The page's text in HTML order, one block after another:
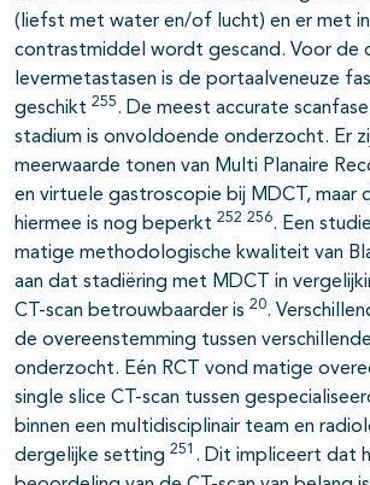
(liefst met water en/of lucht) en er met
contrastmiddel wordt gescand. Voor de
levermetastasen is de portaalveneuze
geschikt 255. De meest accurate
stadium is onvoldoende onderzocht. Er
meerwaarde tonen van Multi Planaire
en virtuele gastroscopie bij MDCT, maar
hiermee is nog beperkt 252 256. Een
matige methodologische kwaliteit van
aan dat stadiëring met MDCT in
CT-scan betrouwbaarder is 20.
de overeenstemming tussen
onderzocht. Eén RCT vond matige
single slice CT-scan tussen
binnen een multidisciplinair team en
dergelijke setting 251 . Dit impliceert dat